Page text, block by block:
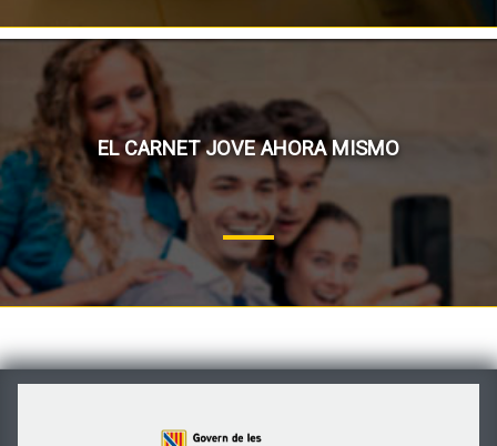
EL CARNET JOVE AHORA MISMO